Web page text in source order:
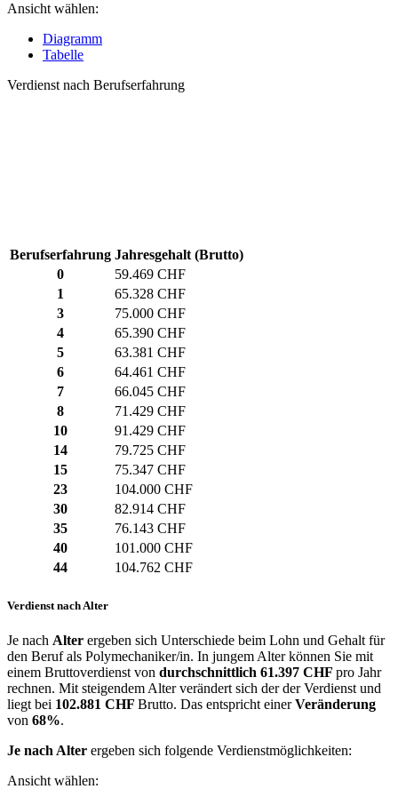
Ansicht wählen:
Diagramm
Tabelle
Verdienst nach Berufserfahrung
Berufserfahrung Jahresgehalt (Brutto)
0
59.469 CHF
1
65.328 CHF
3
75.000 CHF
4
65.390 CHF
5
63.381 CHF
6
64.461 CHF
7
66.045 CHF
8
71.429 CHF
10
91.429 CHF
14
79.725 CHF
15
75.347 CHF
23
104.000 CHF
30
82.914 CHF
35
76.143 CHF
40
101.000 CHF
44
104.762 CHF
Verdienst nach Alter
Je nach Alter ergeben sich Unterschiede beim Lohn und Gehalt für
den Beruf als Polymechaniker/in. In jungem Alter können Sie mit
einem Bruttoverdienst von durchschnittlich 61.397 CHF pro Jahr
rechnen. Mit steigendem Alter verändert sich der der Verdienst und
liegt bei 102.881 CHF Brutto. Das entspricht einerVeränderung
von 68%.
Je nach Alter ergeben sich folgende Verdienstmöglichkeiten:
Ansicht wählen: